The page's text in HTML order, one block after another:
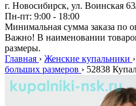
г. Новосибирск, ул. Воинская
Пн-пт: 9:00 - 18:00
Минимальная сумма заказа по
Важно! В наименовании
размеры.
Главная › Женские купальники ›
больших размеров › 52838